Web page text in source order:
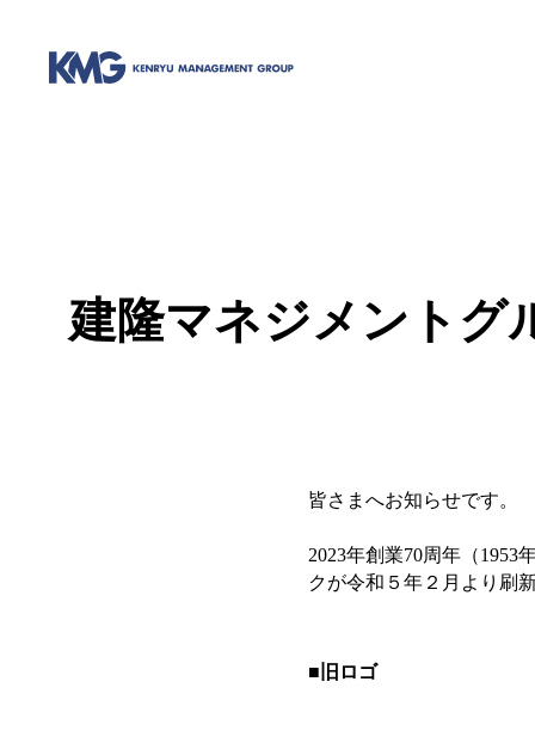
建隆マネジメントグ
皆さまへお知らせです。
2023年創業70周年（1953
クが令和５年２月より刷
■旧ロゴ